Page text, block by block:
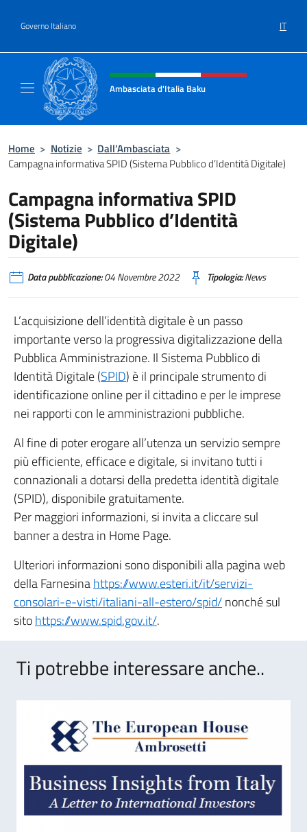
Governo Italiano IT
Intestazione sito, social e menù
Ambasciata d'Italia Baku
Home > Notizie > Dall’Ambasciata >
Campagna informativa SPID (Sistema Pubblico d’Identità Digitale)
Campagna informativa SPID
(Sistema Pubblico d’Identità
Digitale)
Data pubblicazione:04 Novembre 2022 Tipologia:News
L’acquisizione dell’identità digitale è un passo
importante verso la progressiva digitalizzazione della
Pubblica Amministrazione. Il Sistema Pubblico di
Identità Digitale (SPID) è il principale strumento di
identificazione online per il cittadino e per le imprese
nei rapporti con le amministrazioni pubbliche.
Al fine di poter erogare all’utenza un servizio sempre
più efficiente, efficace e digitale, si invitano tutti i
connazionali a dotarsi della predetta identità digitale
(SPID), disponibile gratuitamente.
Per maggiori informazioni, si invita a cliccare sul
banner a destra in Home Page.
Ulteriori informazioni sono disponibili alla pagina web
della Farnesinahttps://www.esteri.it/it/servizi-
consolari-e-visti/italiani-all-estero/spid/nonché sul
sitohttps://www.spid.gov.it/.
Ti potrebbe interessare anche..